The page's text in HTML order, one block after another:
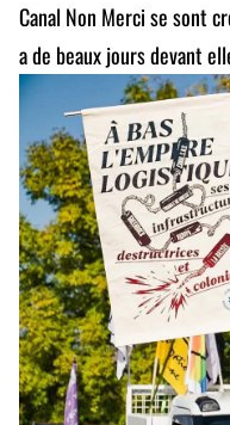
Canal Non Merci se sont
a de beaux jours devant